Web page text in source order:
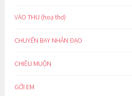
VÀO THU (hoạ thơ)
CHUYẾN BAY NHÂN ĐẠO
CHIỀU MUỘN
GỞI EM